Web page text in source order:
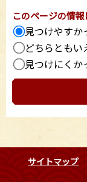
このページの情
見つけやすか
どちらともい
見つけにくか
サイトマップ